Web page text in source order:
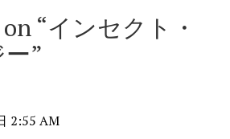
“インセクト・
”
2:55 AM